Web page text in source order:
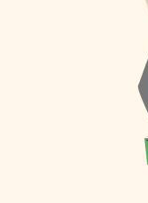
centres de santé,
annuel, le 3 décembre
social du 555 rue
Ouest, a rassemblé la
totalité des partenaires et
collaborateurs du CFGT.
là aujourd’hui pour